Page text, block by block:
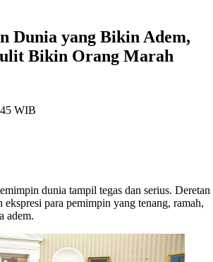
Dunia yang Bikin Adem,
Bikin Orang Marah
WIB
dunia tampil tegas dan serius. Deretan
para pemimpin yang tenang, ramah,
adem.